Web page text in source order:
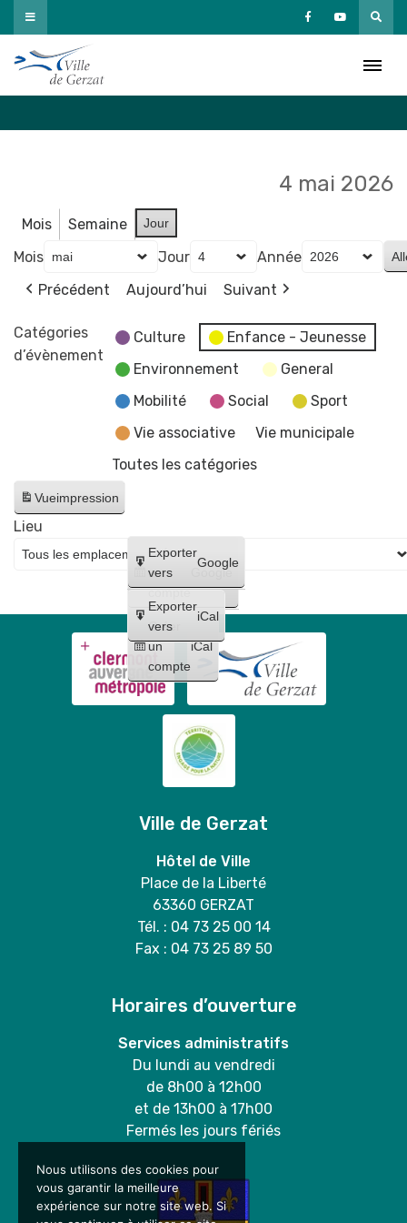
Passer
au
contenu
4 mai 2026
Mois Semaine Jour
Mois Jour
Année
Précédent
Aujourd’hui Suivant
Catégories
d’évènement
Culture
Enfance - Jeunesse
Environnement
General
Mobilité
Social
Sport
Vie associative
Vie municipale
Toutes les catégories
Vueimpression
Créer
un
compte
Google
Créer
un
compte
iCal
Exporter
vers
Google
Exporter
vers
iCal
Lieu
Ville de Gerzat
Hôtel de Ville
Place de la Liberté
63360 GERZAT
Tél. : 04 73 25 00 14
Fax : 04 73 25 89 50
Horaires d’ouverture
Services administratifs
Du lundi au vendredi
de 8h00 à 12h00
et de 13h00 à 17h00
Fermés les jours fériés
Nous utilisons des cookies pour
vous garantir la meilleure
expérience sur notre site web. Si